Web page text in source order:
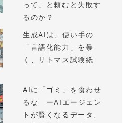
って」と頼むと失敗す
るのか？
生成AIは、使い手の
「言語化能力」を暴
く、リトマス試験紙
AIに「ゴミ」を食わせ
るな ーAIエージェン
トが賢くなるデータ、